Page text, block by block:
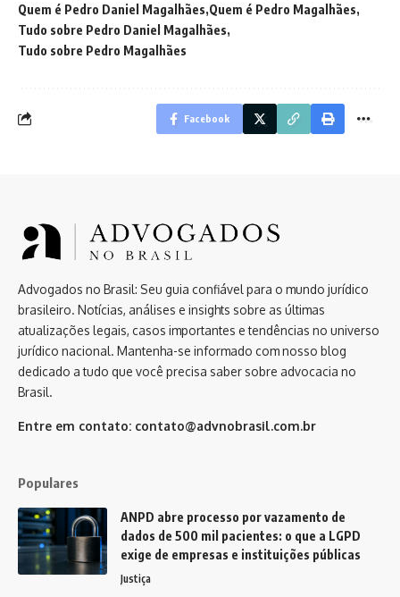
Quem é Pedro Daniel Magalhães Quem é Pedro Magalhães
Tudo sobre Pedro Daniel Magalhães
Tudo sobre Pedro Magalhães
Facebook
Advogados no Brasil: Seu guia confiável para o mundo jurídico
brasileiro. Notícias, análises e insights sobre as últimas
atualizações legais, casos importantes e tendências no universo
jurídico nacional. Mantenha-se informado com nosso blog
dedicado a tudo que você precisa saber sobre advocacia no
Brasil.
Entre em contato: contato@advnobrasil.com.br
Populares
ANPD abre processo por vazamento de
dados de 500 mil pacientes: o que a LGPD
exige de empresas e instituições públicas
Justiça